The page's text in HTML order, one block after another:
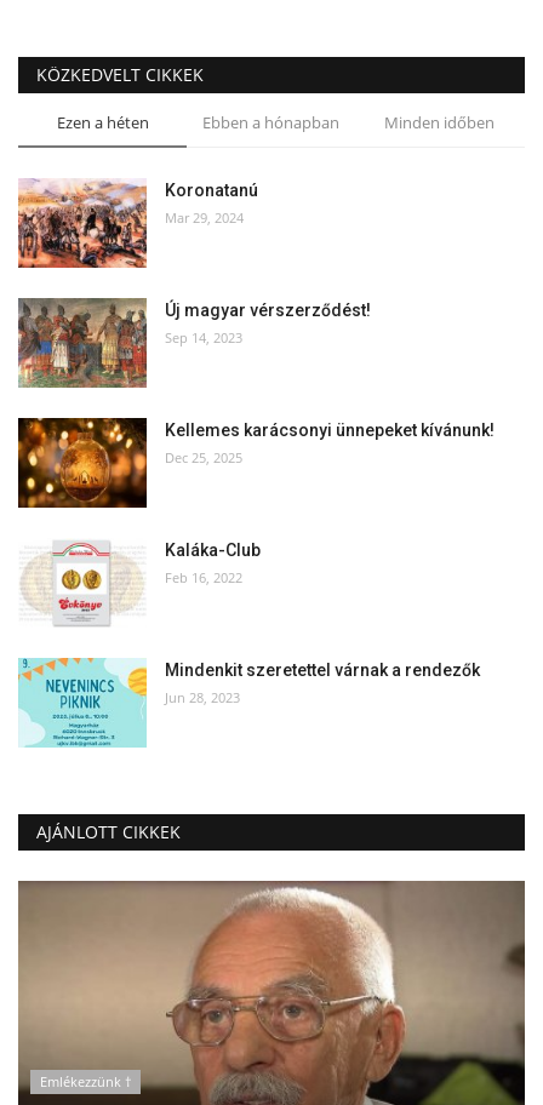
KÖZKEDVELT CIKKEK
Ezen a héten Ebben a hónapban Minden időben
Koronatanú
Mar 29, 2024
Új magyar vérszerződést!
Sep 14, 2023
Kellemes karácsonyi ünnepeket kívánunk!
Dec 25, 2025
Kaláka-Club
Feb 16, 2022
Mindenkit szeretettel várnak a rendezők
Jun 28, 2023
AJÁNLOTT CIKKEK
Emlékezzünk †